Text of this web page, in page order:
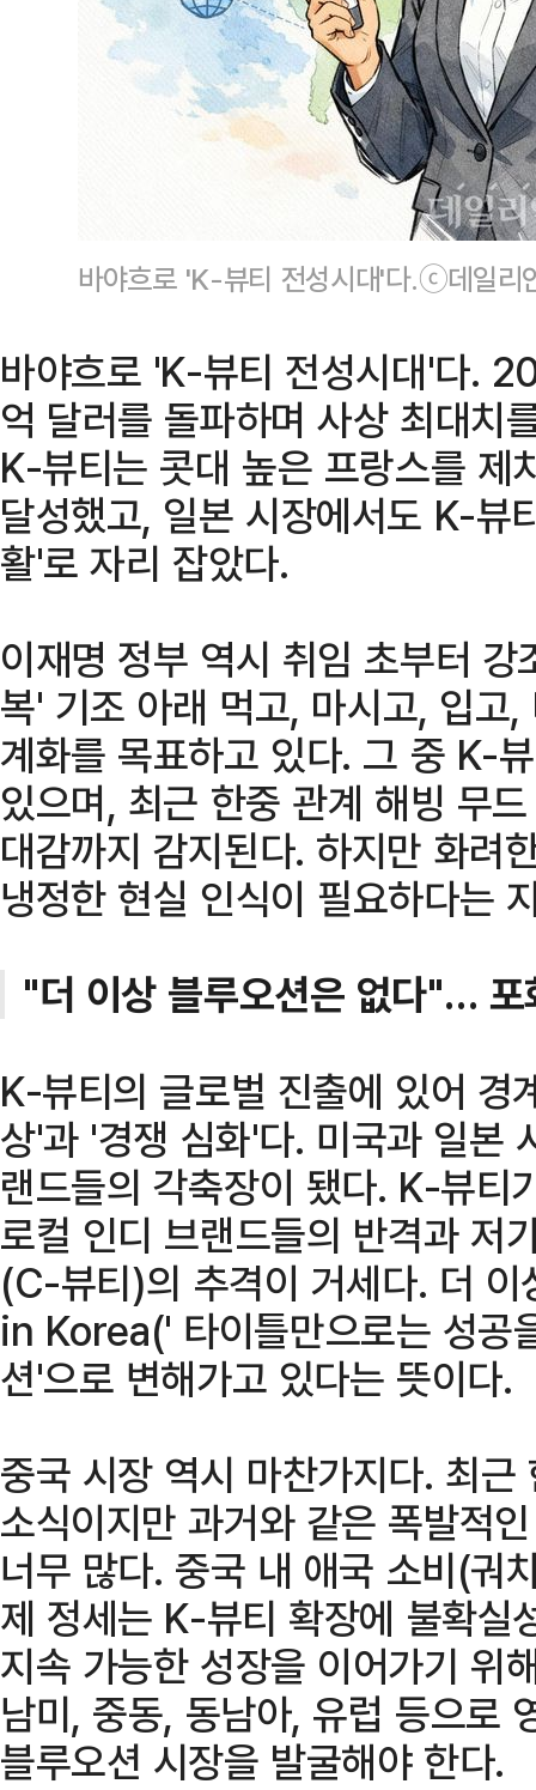
바야흐로 'K-뷰티 전성시대'다.ⓒ데일리
바야흐로 'K-뷰티 전성시대'다.
억 달러를 돌파하며 사상 최대치
K-뷰티는 콧대 높은 프랑스를 제
달성했고, 일본 시장에서도 K-뷰
활'로 자리 잡았다.
이재명 정부 역시 취임 초부터
복' 기조 아래 먹고, 마시고, 입고
계화를 목표하고 있다. 그 중 K-
있으며, 최근 한중 관계 해빙 무
대감까지 감지된다. 하지만 화려
냉정한 현실 인식이 필요하다는
"더 이상 블루오션은 없다"…
K-뷰티의 글로벌 진출에 있어 경
상'과 '경쟁 심화'다. 미국과 일본
랜드들의 각축장이 됐다. K-뷰티
로컬 인디 브랜드들의 반격과 저
(C-뷰티)의 추격이 거세다. 더
in Korea(' 타이틀만으로는 성공
션'으로 변해가고 있다는 뜻이다.
중국 시장 역시 마찬가지다. 최
소식이지만 과거와 같은 폭발적
너무 많다. 중국 내 애국 소비(궈
제 정세는 K-뷰티 확장에 불확실
지속 가능한 성장을 이어가기 위
남미, 중동, 동남아, 유럽 등으로
블루오션 시장을 발굴해야 한다.